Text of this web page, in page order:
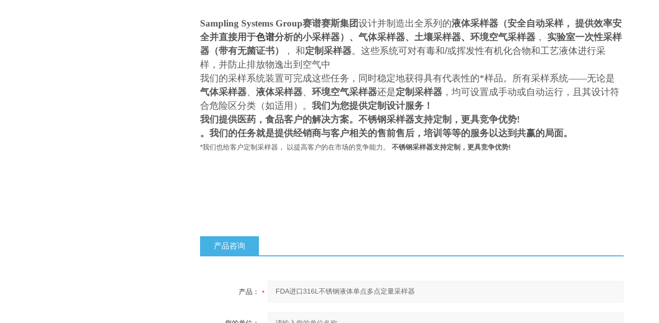
Sampling Systems Group赛谱赛斯集团设计并制造出全系列的液体采样器（安全自动采样， 提供效率安
全并直接用于色谱分析的小采样器）、气体采样器、土壤采样器、 环境空气采样器 ， 实验室一次性采样
器（带有无菌证书）
， 和定制采样器。这些系统可对有毒和/或挥发性有机化合物和工艺液体进行采
样 ， 并防止排放物逸出到空气中
我们的采样系统装置可完成这些任务 ， 同时稳定地获得具有代表性的*样品。所有采样系统——无论是
气体采样器、 液体采样器、 环境空气采样器还是定制采样器 ， 均可设置成手动或自动运行 ，
且其设计符
合危险区分类 （如适用 ） 。 我们为您提供定制设计服务 ！
我们提供医药，食品客户的解决方案。 不锈钢采样器支持定制，更具竞争优势!
。我们的任务就是提供经销商与客户相关的售前售后，培训等等的服务以达到共赢的局面。
*我们也给客户定制采样器， 以提高客户的在市场的竞争能力。 不锈钢采样器支持定制，更具竞争优势!
产品咨询
产品：